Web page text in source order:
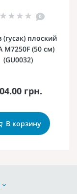
0
(гусак) плоский
M7250F (50 см)
(GU0032)
грн.
В корзину